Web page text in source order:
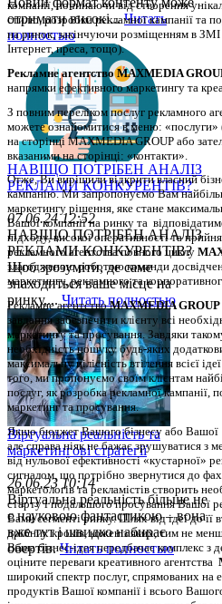
отримати високі...Читать
полностью
НАВІЩО ПОТРІБЕН АНАЛІЗ
РЕКЛАМИ КОНКУРЕНТІВ?
07.06.24 12:52
НАВІЩО ПОТРІБЕН АНАЛІЗ
РЕКЛАМИ КОНКУРЕНТІВ?
Щоб зрозуміти, де саме
знаходиться ваше місце на
ринку,... Читать полностью
Віртуальна реальність та
маркетингові стратегії
26.06.23 10:14
Віртуальна реальність більше не
є науковою фантастикою – вона
вже тут і швидко набирає
обертів.Читать полностью
компанії, починаючи від створення
стилю, розробки рекламної кампанії та
на ринок, закінчуючи розміщенням в
Інтернет, преса, тощо).
Рекламне агентство MAXMEDIA
напрямки ефективного маркетингу та
З повним переліком послуг рекламного
можете ознайомитися в меню:
на сторінці MAXMEDIA GROUP або
вказаними на сторінці: «контакти».
Отже, Ви вирішили відкрити власний
кампанію. Ми запропонуємо Вам
маркетингу рішення, яке стане
Вашої компанії на ринку та
підходу, високої оперативності та
рекламного агентства повного циклу
злагодженою роботою команди
маркетингу, рекламного та
Рекламне агентство MAXMEDIA GROUP
завдання забезпечити клієнту всі
маркетингу та просування. Завдяки
необхідність пошуку будь-яких
максимальну цілісність втілення всієї
того, ми пропонуємо своїм клієнтам
послуг, як розробка рекламної кампанії,
маркетинг та просування.
Якщо бюджет Вашого бізнесу або Вашої
але справа ніяк не бажає зрушуватися з
від нульової ефективності «кустарної»
сигналом, що потрібно звернутися до
маркетологів та рекламістів створить
старту і подальшого просування Вашої
Вами сегменті ринку. Шлях від ідеї до її
дрібних кроків, кожен з яких, тим не
Ваша бізнес-ідея передбачає комплекс з
оціните переваги креативного агентства
широкий спектр послуг, спрямованих на
продуктів Вашої компанії і всього